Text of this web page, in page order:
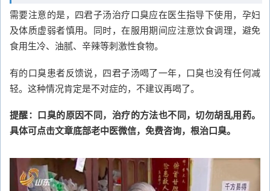
需要注意的是，四君子汤治疗口臭应在医生指导下使用，孕妇
及体质虚弱者慎用。同时，在服用期间应注意饮食调理，避免
食用生冷、油腻、辛辣等刺激性食物。
有的口臭患者反馈说，四君子汤喝了一年，口臭也没有任何减
轻。这种情况肯定是不对症的，不建议再喝了。
提醒：口臭的原因不同，治疗的方法也不同，切勿胡乱用药。
具体可点击文章底部老中医微信，免费咨询，根治口臭。